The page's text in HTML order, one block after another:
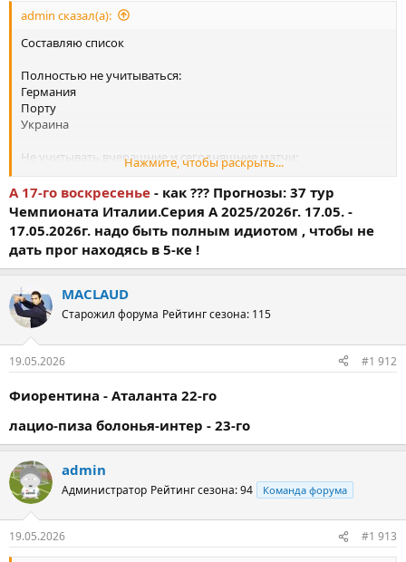
admin сказал(а):
Составляю список
Полностью не учитываться:
Германия
Порту
Украина
Не учитывать вчерашние и сегодняшние матчи:
Испания - 2
Все верно?
Нажмите, чтобы раскрыть...
А 17-го воскресенье - как ??? Прогнозы: 37 тур
Чемпионата Италии.Серия А 2025/2026г. 17.05. -
17.05.2026г. надо быть полным идиотом , чтобы не
дать прог находясь в 5-ке !
MACLAUD
Старожил форума Рейтинг сезона: 115
19.05.2026 #1 912
Фиорентина - Аталанта 22-го
лацио-пиза болонья-интер - 23-го
admin
Администратор Рейтинг сезона: 94 Команда форума
19.05.2026 #1 913